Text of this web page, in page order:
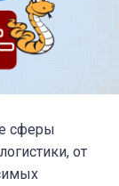
сферы
от